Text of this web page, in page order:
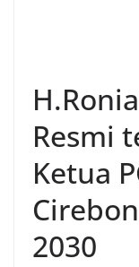
Resmi
Ketua
2030